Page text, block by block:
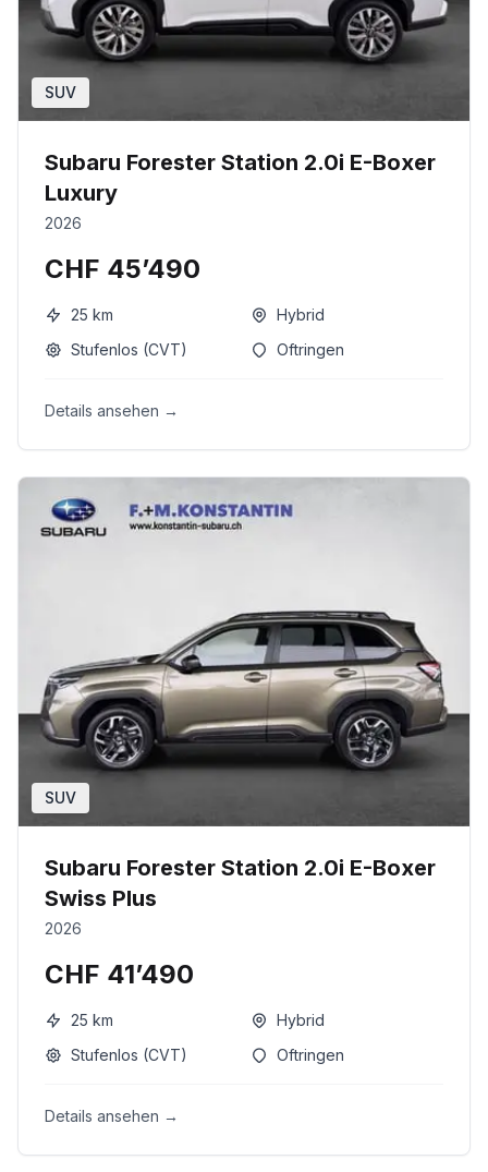
SUV
Subaru Forester Station 2.0i E-Boxer
Luxury
2026
CHF 45’490
25 km
Hybrid
Stufenlos (CVT)
Oftringen
Details ansehen →
SUV
Subaru Forester Station 2.0i E-Boxer
Swiss Plus
2026
CHF 41’490
25 km
Hybrid
Stufenlos (CVT)
Oftringen
Details ansehen →